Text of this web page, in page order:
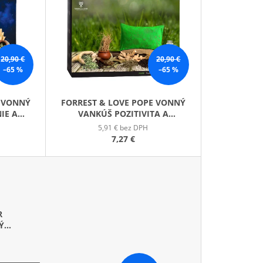
N
I
E
P
R
O
D
U
T
20,90 €
–65 %
A
20,90 €
–65 %
FORREST & LOVE POPE VONNÝ
VANKÚŠ POZITIVITA A
UPOKOJENIE
5,91 € bez DPH
7,27 €